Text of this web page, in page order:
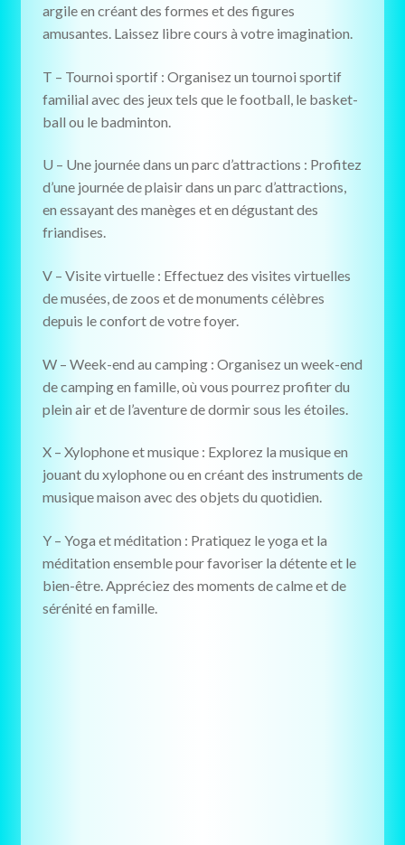
argile en créant des formes et des figures
amusantes. Laissez libre cours à votre imagination.
T – Tournoi sportif : Organisez un tournoi sportif
familial avec des jeux tels que le football, le basket-
ball ou le badminton.
U – Une journée dans un parc d’attractions : Profitez
d’une journée de plaisir dans un parc d’attractions,
en essayant des manèges et en dégustant des
friandises.
V – Visite virtuelle : Effectuez des visites virtuelles
de musées, de zoos et de monuments célèbres
depuis le confort de votre foyer.
W – Week-end au camping : Organisez un week-end
de camping en famille, où vous pourrez profiter du
plein air et de l’aventure de dormir sous les étoiles.
X – Xylophone et musique : Explorez la musique en
jouant du xylophone ou en créant des instruments de
musique maison avec des objets du quotidien.
Y – Yoga et méditation : Pratiquez le yoga et la
méditation ensemble pour favoriser la détente et le
bien-être. Appréciez des moments de calme et de
sérénité en famille.